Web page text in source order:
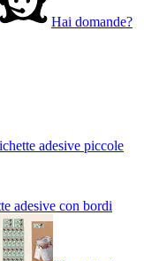
Hai domande?
adesive piccole
adesive con bordi